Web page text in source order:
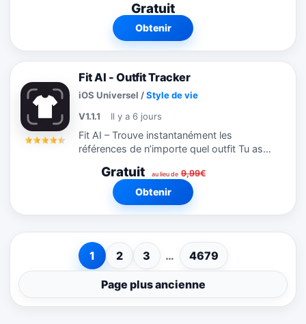
accidents » sur un chantier, la détective
Agatha se rend à Barcelone pour tirer...
Gratuit
Obtenir
Fit AI - Outfit Tracker
iOS Universel /Style de vie
V1.1.1
Il y a 6 jours
Fit AI – Trouve instantanément les
références de n’importe quel outfit Tu as
Instagram, TikTok ou dans la rue… sans
savoir où l’acheter ? Fit AI...
Gratuit au lieu de 9,99€
Obtenir
1 2 3 … 4679
Page plus ancienne